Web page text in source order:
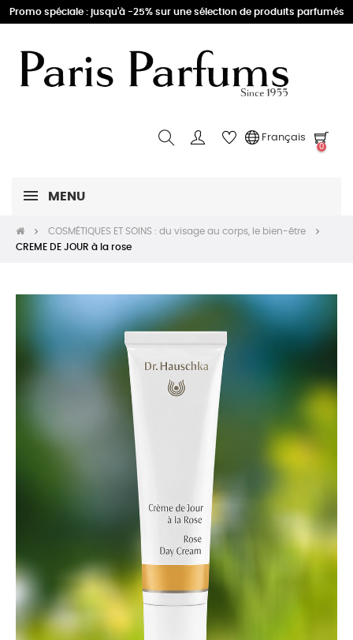
Promo spéciale : jusqu'à -25% sur une sélection de produits parfumés
Français
0
MENU
COSMÉTIQUES ET SOINS : du visage au corps, le bien-être
CREME DE JOUR à la rose